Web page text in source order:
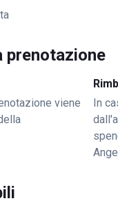
prenotazione
viene
In